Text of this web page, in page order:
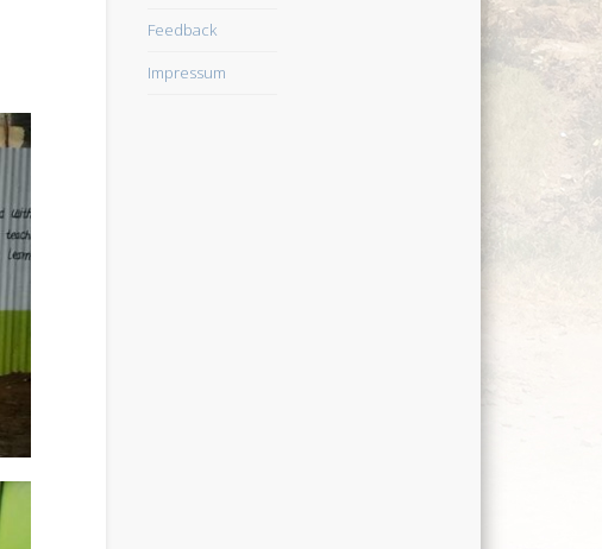
Feedback
Impressum